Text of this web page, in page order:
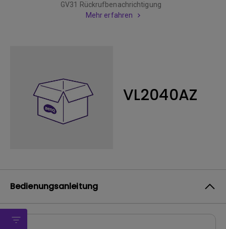
GV31 Rückrufbenachrichtigung
Mehr erfahren
VL2040AZ
Bedienungsanleitung